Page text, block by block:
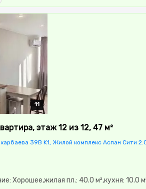
11
11
11
11
11
этаж 12 из 12, 47 м²
39B K1, Жилой комплекс Аспан Сити
Хорошее,жилая пл.: 40.0 м²,кухня: 10.0